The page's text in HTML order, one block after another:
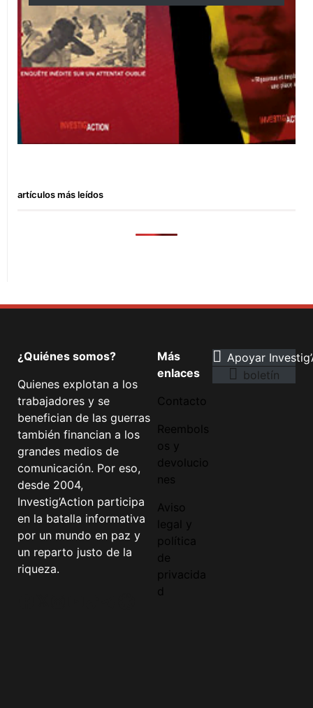
artículos más leídos
¿Quiénes somos?
Quienes explotan a los
trabajadores y se
benefician de las guerras
también financian a los
grandes medios de
comunicación. Por eso,
desde 2004,
Investig’Action participa
en la batalla informativa
por un mundo en paz y
un reparto justo de la
riqueza.
Más
enlaces
Contacto
Reembols
os y
devolucio
nes
Aviso
legal y
política
de
privacida
d
Apoyar
boletín